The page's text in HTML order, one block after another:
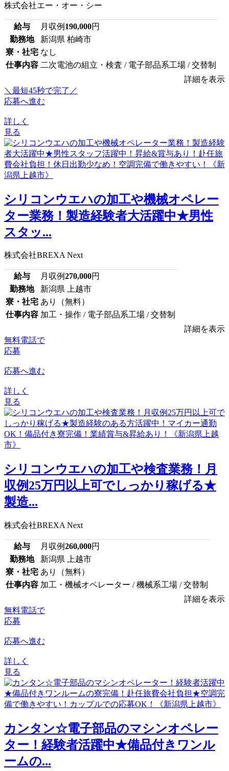
株式会社エー・オー・シー
給与 月収例 190,000円
勤務地
新潟県 柏崎市
寮・社宅 なし
仕事内容 二次電池の組立・検査 / 電子部品系工場 / 交替制
詳細を表示
＼最短45秒で完了／
応募へ進む
詳しく
見る
シリコンウエハの加工や機械オペレー
ター業務！製造経験者大活躍中★男性
スタッ...
株式会社BREXA Next
給与 月収例270,000円
勤務地
新潟県 上越市
寮・社宅 あり（無料）
仕事内容 加工・操作 / 電子部品系工場 / 交替制
詳細を表示
無料電話で
応募
応募へ進む
詳しく
見る
シリコンウエハの加工や検査業務！月
収例25万円以上可でしっかり稼げる★
製造...
株式会社BREXA Next
給与 月収例260,000円
勤務地
新潟県 上越市
寮・社宅 あり（無料）
仕事内容 加工・機械オペレーター / 機械系工場 / 交替制
詳細を表示
無料電話で
応募
応募へ進む
詳しく
見る
カンタン☆電子部品のマシンオペレー
ター！経験者活躍中★備品付きワンル
ームの...